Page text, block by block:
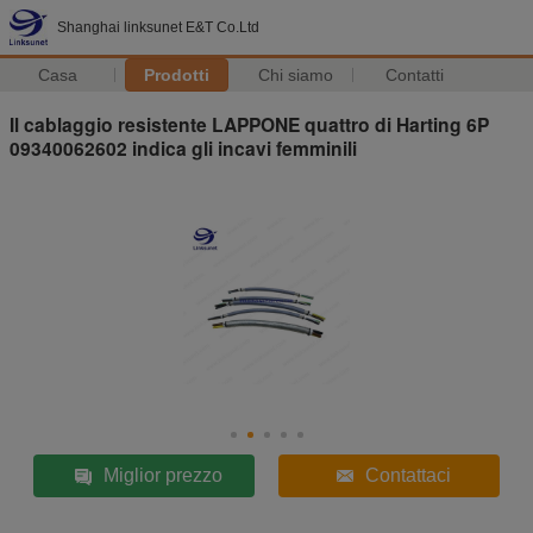
Shanghai linksunet E&T Co.Ltd
Casa Prodotti Chi siamo Contatti
Il cablaggio resistente LAPPONE quattro di Harting 6P
09340062602 indica gli incavi femminili
Miglior prezzo Contattaci